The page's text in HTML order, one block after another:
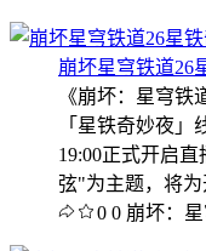
崩坏星穹铁道26
《崩坏：星穹
「星铁奇妙夜」
19:00正式开启
弦"为主题，将为
0 0 崩坏：